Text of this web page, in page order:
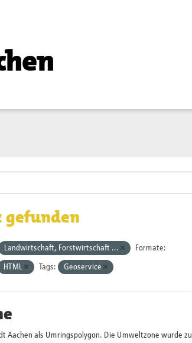
gefunden
Landwirtschaft, Forstwirtschaft ... Formate:
HTML Tags: Geoservice
Aachen als Umringspolygon. Die Umweltzone wurde